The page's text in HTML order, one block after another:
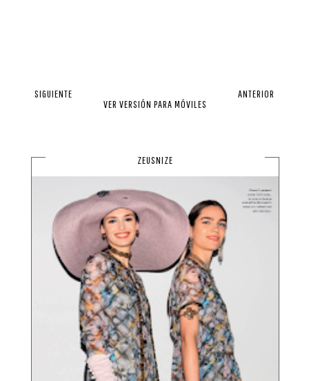
SIGUIENTE
ANTERIOR
VER VERSIÓN PARA MÓVILES
ZEUSNIZE